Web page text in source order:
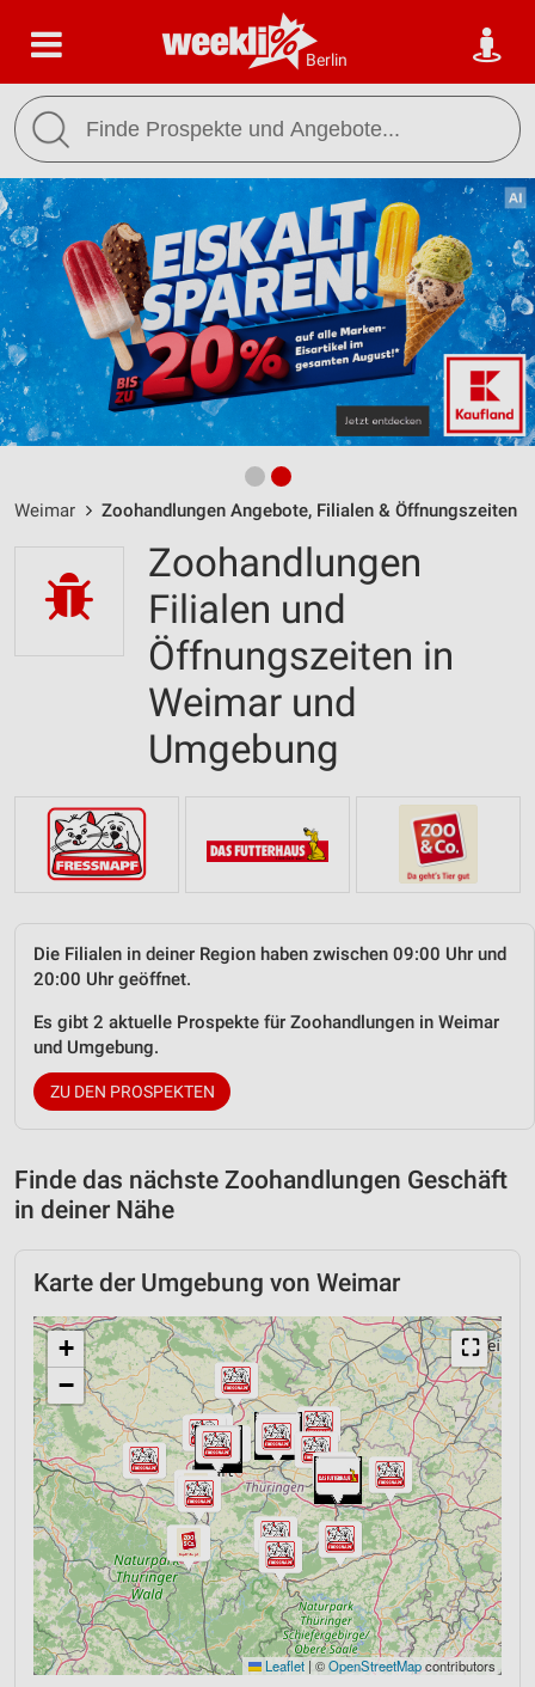
Berlin
Weimar Zoohandlungen Angebote, Filialen & Öffnungszeiten
Zoohandlungen
Filialen und
Öffnungszeiten in
Weimar und
Umgebung
Die Filialen in deiner Region haben zwischen 09:00 Uhr und
20:00 Uhr geöffnet.
Es gibt 2 aktuelle Prospekte für Zoohandlungen in Weimar
und Umgebung.
ZU DEN PROSPEKTEN
Finde das nächste Zoohandlungen Geschäft
in deiner Nähe
Karte der Umgebung von Weimar
⛶
+
−
Leaflet | ©OpenStreetMapcontributors